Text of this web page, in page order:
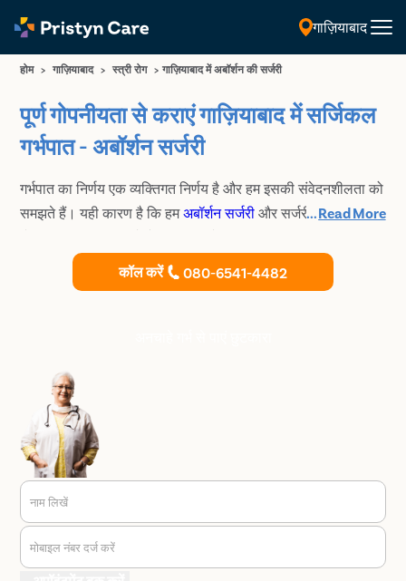
गाज़ियाबाद
होम > गाज़ियाबाद > स्त्री रोग > गाज़ियाबाद में अबॉर्शन की सर्जरी
पूर्ण गोपनीयता से कराएं गाज़ियाबाद में सर्जिकल
गर्भपात - अबॉर्शन सर्जरी
गर्भपात का निर्णय एक व्यक्तिगत निर्णय है और हम इसकी संवेदनशीलता को
समझते हैं। यही कारण है कि हमअबॉर्शन सर्जरी और सर्जरी के बाद पूर्ण
सर्जिकल तकनीकों का उपयोग करती है जिसके कारण यह प्रक्रिया
सुरक्षित और प्रभावी प्रक्रिया बन जाती है। गाज़ियाबाद में Pristyn
...Read More
कॉल करें 080-6541-4482
नाम लिखें
मोबाइल नंबर दर्ज करें